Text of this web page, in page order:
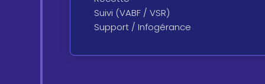
Suivi (VABF / VSR)
Support / Infogérance